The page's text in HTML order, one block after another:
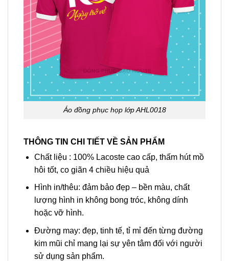
Áo đồng phục họp lớp AHL0018
THÔNG TIN CHI TIẾT VỀ SẢN PHẨM
Chất liệu : 100% Lacoste cao cấp, thấm hút mồ
hôi tốt, co giãn 4 chiều hiệu quả
Hình in/thêu: đảm bảo đẹp – bền màu, chất
lượng hình in không bong tróc, không dính
hoặc vỡ hình.
Đường may: đẹp, tinh tế, tỉ mỉ đến từng đường
kim mũi chỉ mang lại sự yên tâm đối với người
sử dụng sản phẩm.